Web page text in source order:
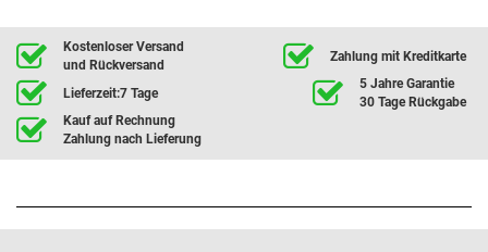
Kostenloser Versand
und Rückversand
Zahlung mit Kreditkarte
Lieferzeit:7 Tage
5 Jahre Garantie
30 Tage Rückgabe
Kauf auf Rechnung
Zahlung nach Lieferung